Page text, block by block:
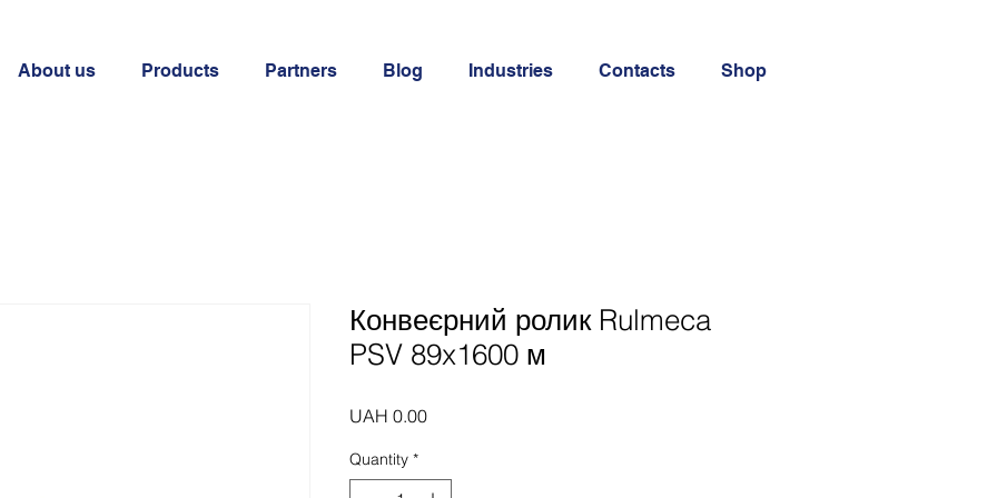
About us Products Partners Blog Industries Contacts Shop
Конвеєрний ролик Rulmeca
PSV 89x1600 м
UAH 0.00Price
Quantity *